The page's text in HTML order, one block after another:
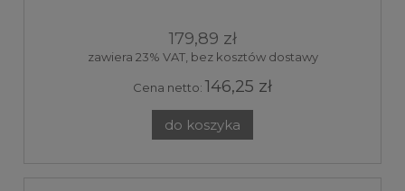
179,89 zł
zawiera 23% VAT, bez kosztów dostawy
Cena netto: 146,25 zł
do koszyka